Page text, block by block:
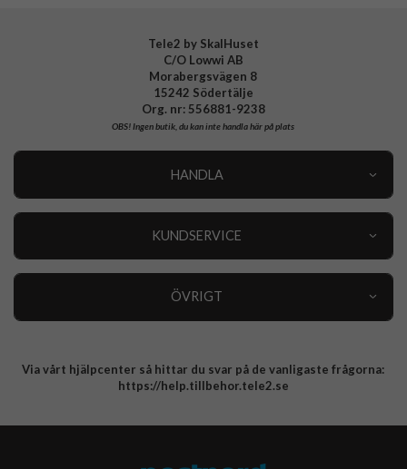
Tele2 by SkalHuset
C/O Lowwi AB
Morabergsvägen 8
15242 Södertälje
Org. nr: 556881-9238
OBS!Ingen butik, du kan inte handla här på plats
HANDLA
KUNDSERVICE
ÖVRIGT
Integritetspolicy
Via vårt hjälpcenter så hittar du svar på de vanligaste frågorna:
https://help.tillbehor.tele2.se